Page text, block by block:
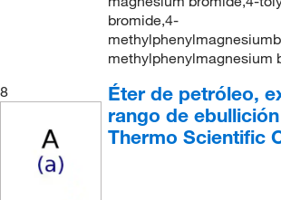
bromide,4-
methylphenylmagnesium
8
Éter de petróleo,
rango de
Thermo Scientific